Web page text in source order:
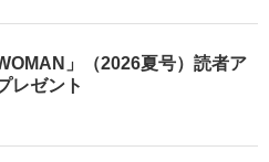
」（2026夏号）読者ア
レゼント